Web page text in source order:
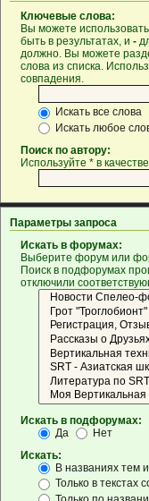
Ключевые слова:
Вы можете использовать
быть в результатах, и -
должно. Вы можете
слова из списка.
совпадения.
Искать все слова
Искать любое
Поиск по автору:
Используйте * в
Параметры запроса
Искать в форумах:
Выберите форум или
Поиск в подфорумах
отключили
Искать в подфорумах:
Да
Нет
Искать:
В названиях тем
Только в текстах